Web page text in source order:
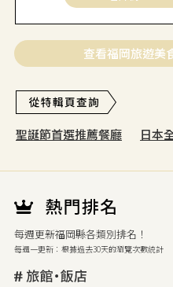
查看福岡旅遊美
聖誕節首選推薦餐廳 日本
每週更新福岡縣各類別排名！
每週一更新：根據過去30天的瀏覽次數統計